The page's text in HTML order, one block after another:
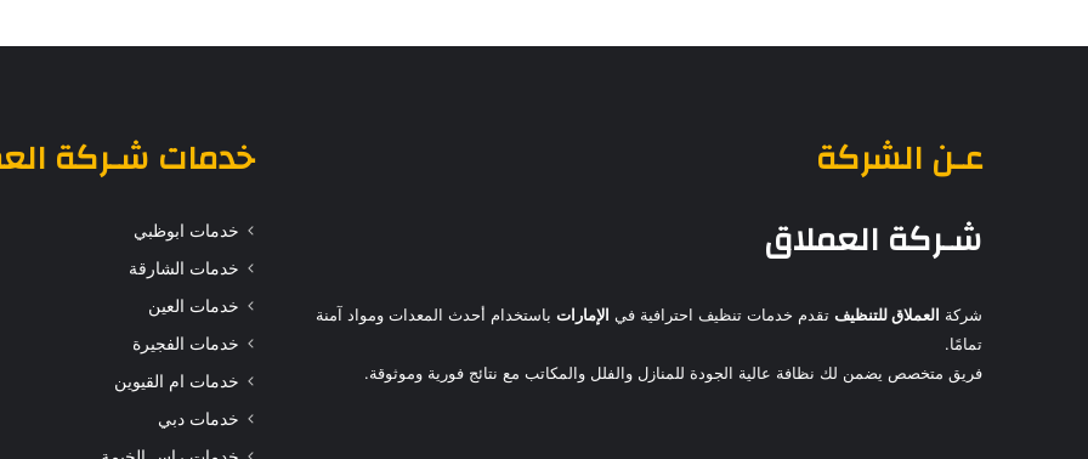
عـن الشركة
شـركة العملاق
شركة العملاق للتنظيف تقدم خدمات تنظيف احترافية في الإمارات باستخدام أحدث المعدات ومواد آمنة
تمامًا.
فريق متخصص يضمن لك نظافة عالية الجودة للمنازل والفلل والمكاتب مع نتائج فورية وموثوقة.
خدمات شـركة
خدمات ابوظبي
خدمات الشارقة
خدمات العين
خدمات الفجيرة
خدمات ام القيوين
خدمات دبي